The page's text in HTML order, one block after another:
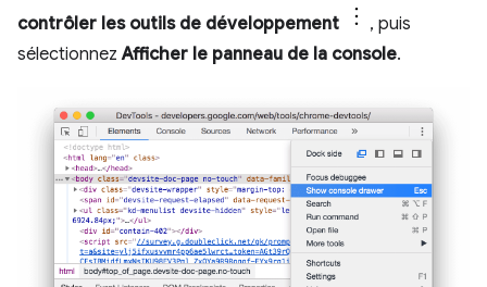
contrôler les outils de développement
, puis
sélectionnezAfficher le panneau de la console.